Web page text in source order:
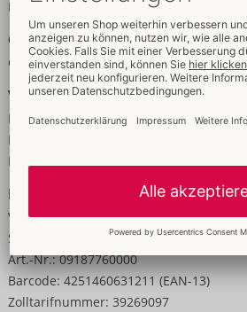
Für Männer
Größe
Gewicht: 700 g
Verpackung
Breite: 20,5 cm
Höhe:
Länge:
Informationen
VE / Karton: 12
Sprachen:
englisch,
Art.-Nr.: 09187760000
Barcode: 4251460631211 (EAN-13)
Zolltarifnummer: 39269097